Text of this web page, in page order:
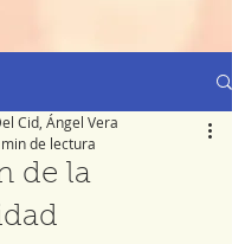
de la
Cid, Ángel Vera
de lectura